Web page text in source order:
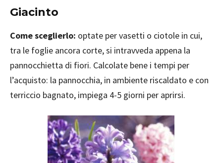
Giacinto
Come sceglierlo: optate per vasetti o ciotole in cui,
tra le foglie ancora corte, si intravveda appena la
pannocchietta di fiori. Calcolate bene i tempi per
l’acquisto: la pannocchia, in ambiente riscaldato e con
terriccio bagnato, impiega 4-5 giorni per aprirsi.